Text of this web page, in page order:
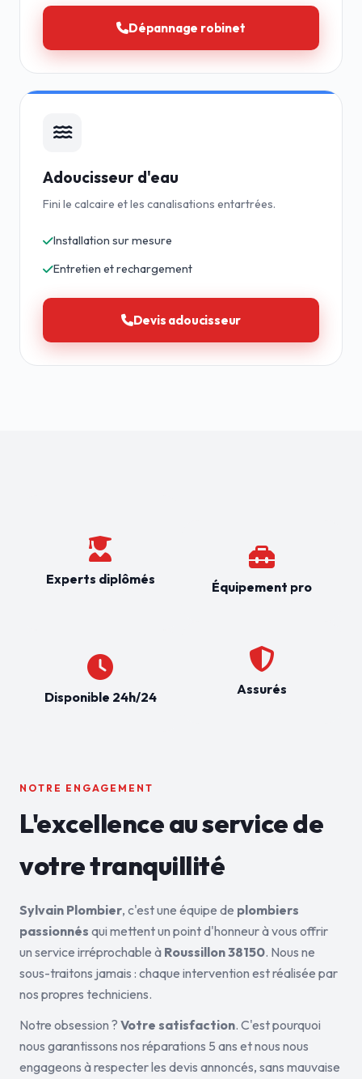
Dépannage robinet
Adoucisseur d'eau
Fini le calcaire et les canalisations entartrées.
Installation sur mesure
Entretien et rechargement
Devis adoucisseur
Experts diplômés
Disponible 24h/24
Équipement pro
Assurés
NOTRE ENGAGEMENT
L'excellence au service de
votre tranquillité
Sylvain Plombier, c'est une équipe de plombiers
passionnés qui mettent un point d'honneur à vous offrir
un service irréprochable à Roussillon 38150. Nous ne
sous-traitons jamais : chaque intervention est réalisée par
nos propres techniciens.
Notre obsession ? Votre satisfaction. C'est pourquoi
nous garantissons nos réparations 5 ans et nous nous
engageons à respecter les devis annoncés, sans mauvaise